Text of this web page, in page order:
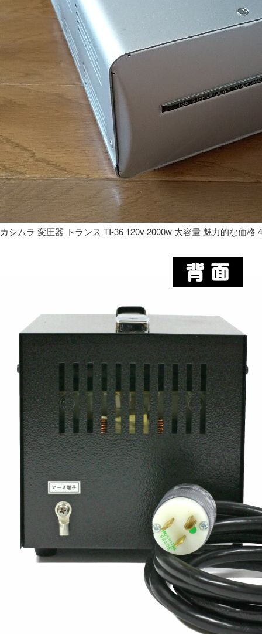
カシムラ 変圧器 トランス TI-36 120v 2000w 大容量 魅力的な価格